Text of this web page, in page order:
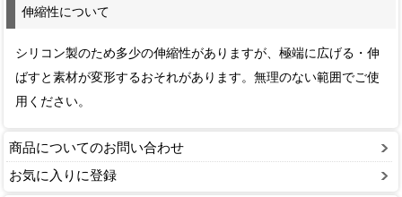
伸縮性について
シリコン製のため多少の伸縮性がありますが、極端に広げる・伸
ばすと素材が変形するおそれがあります。無理のない範囲でご使
用ください。
商品についてのお問い合わせ
お気に入りに登録